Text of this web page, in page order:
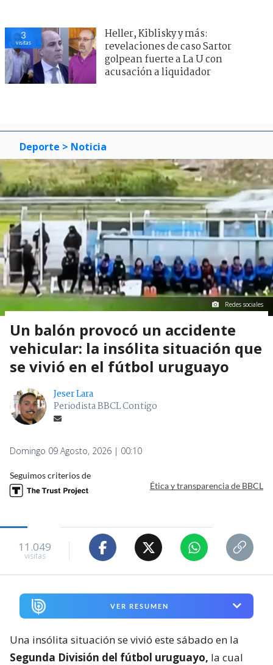
3
visitas
Heller, Kiblisky y más:
revelaciones de caso Sartor
golpean fuerte a La U con
acusación a liquidador
Deporte > Noticia
Redes sociales
Un balón provocó un accidente
vehicular: la insólita situación que
se vivió en el fútbol uruguayo
Jeser Lara
Periodista BBCL Contigo
Domingo 09 Agosto, 2026 | 00:10
Seguimos criterios de
Ética y transparencia de BBCL
11.049
visitas
VER RESUMEN
Una insólita situación se vivió este sábado en la
Segunda División del fútbol uruguayo, la cual